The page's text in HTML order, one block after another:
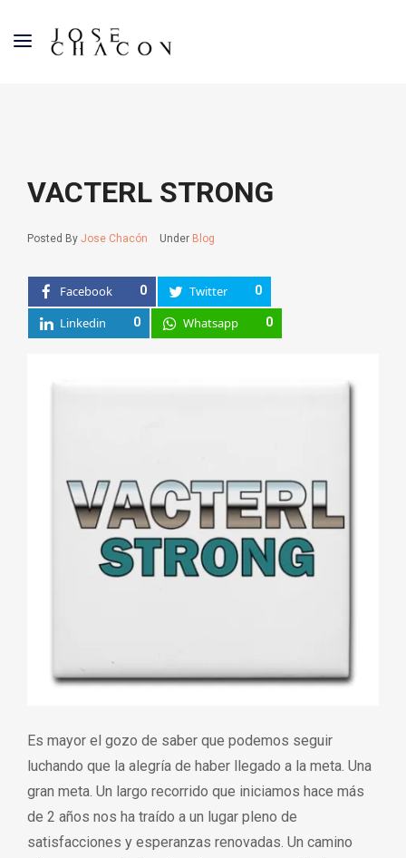
VACTERL STRONG
Posted By Jose Chacón Under Blog
Facebook 0 Twitter 0
Linkedin 0 Whatsapp 0
Es mayor el gozo de saber que podemos seguir
luchando que la alegría de haber llegado a la meta. Una
gran meta. Un largo recorrido que iniciamos hace más
de 2 años nos ha traído a un lugar pleno de
satisfacciones y esperanzas renovadas. Un camino